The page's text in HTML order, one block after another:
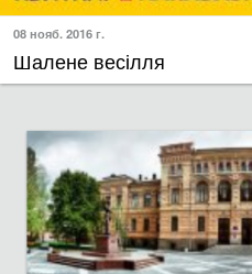
08 нояб. 2016 г.
Шалене весілля